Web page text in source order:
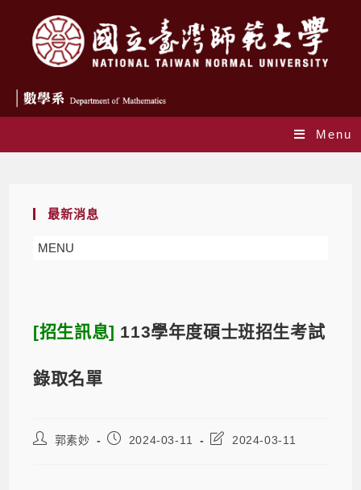
Menu
最新消息
MENU
[招生訊息] 113學年度碩士班招生考試
錄取名單
郭素妙 2024-03-11 2024-03-11